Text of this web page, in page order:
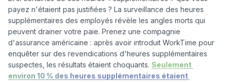
payez n'étaient pas justifiées ? La surveillance des heures
supplémentaires des employés révèle les angles morts qui
peuvent drainer votre paie. Prenez une compagnie
d'assurance américaine : après avoir introduit WorkTime pour
enquêter sur des revendications d'heures supplémentaires
suspectes, les résultats étaient choquants. Seulement
environ 10 % des heures supplémentaires étaient